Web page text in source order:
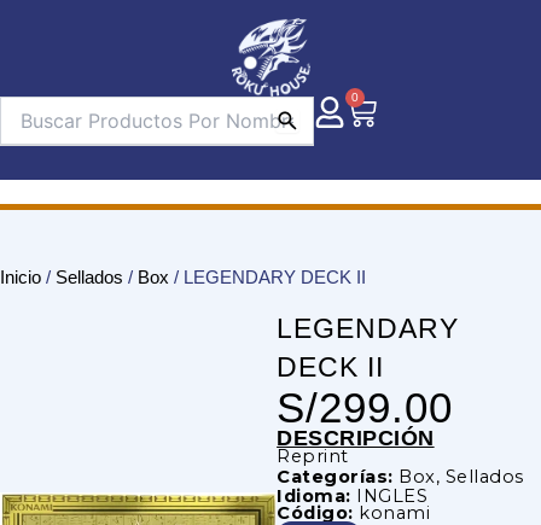
0
Carrito
Inicio / Sellados / Box / LEGENDARY DECK II
LEGENDARY
DECK II
S/299.00
DESCRIPCIÓN
Reprint
Categorías: Box, Sellados
Idioma: INGLES
Código: konami